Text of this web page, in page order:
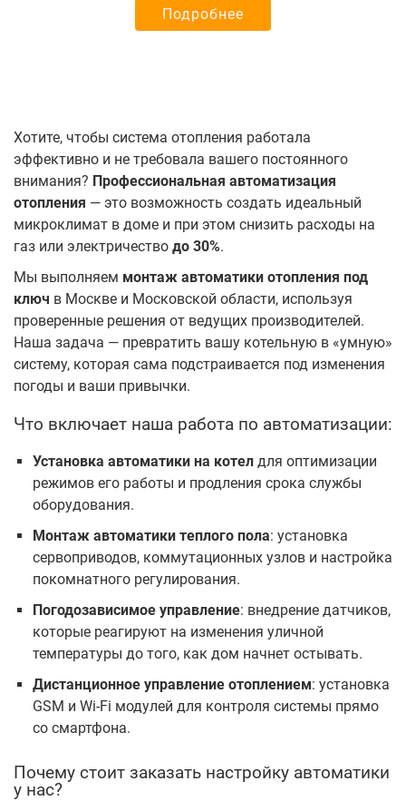
Подробнее
Хотите, чтобы система отопления работала
эффективно и не требовала вашего постоянного
внимания? Профессиональная автоматизация
отопления — это возможность создать идеальный
микроклимат в доме и при этом снизить расходы на
газ или электричество до 30%.
Мы выполняем монтаж автоматики отопления под
ключ в Москве и Московской области, используя
проверенные решения от ведущих производителей.
Наша задача — превратить вашу котельную в «умную»
систему, которая сама подстраивается под изменения
погоды и ваши привычки.
Что включает наша работа по автоматизации:
Установка автоматики на котелдля оптимизации
режимов его работы и продления срока службы
оборудования.
Монтаж автоматики теплого пола: установка
сервоприводов, коммутационных узлов и настройка
покомнатного регулирования.
Погодозависимое управление: внедрение датчиков,
которые реагируют на изменения уличной
температуры до того, как дом начнет остывать.
Дистанционное управление отоплением: установка
GSM и Wi-Fi модулей для контроля системы прямо
со смартфона.
Почему стоит заказать настройку автоматики
у нас?